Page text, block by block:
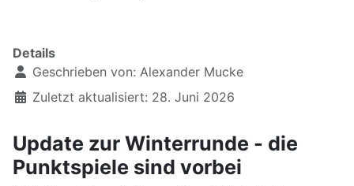
Details
Geschrieben von: Alexander Mucke
Zuletzt aktualisiert: 28. Juni 2026
Update zur Winterrunde - die
Punktspiele sind vorbei